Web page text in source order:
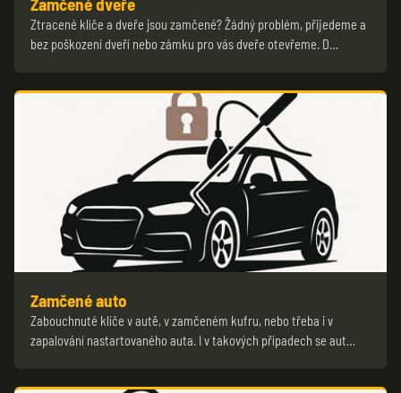
Ztracené klíče a dveře jsou zamčené? Žádný problém, přijedeme a
bez poškození dveří nebo zámku pro vás dveře otevřeme. D…
Zamčené auto
Zabouchnuté klíče v autě, v zamčeném kufru, nebo třeba i v
zapalování nastartovaného auta. I v takových případech se aut…